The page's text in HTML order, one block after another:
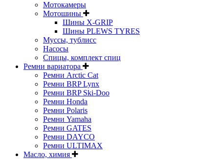
Мотокамеры
Мотошины
Шины X-GRIP
Шины PLEWS TYRES
Муссы, тублисс
Насосы
Спицы, комплект спиц
Ремни вариатора
Ремни Arctic Cat
Ремни BRP Lynx
Ремни BRP Ski-Doo
Ремни Honda
Ремни Polaris
Ремни Yamaha
Ремни GATES
Ремни DAYCO
Ремни ULTIMAX
Масло, химия